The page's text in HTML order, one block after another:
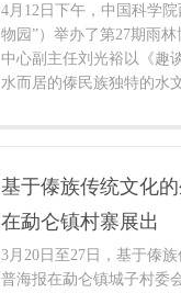
4月12日下午，中国科学
物园”）举办了第27期雨
中心副主任刘光裕以《趣
水而居的傣民族独特的水
基于傣族传统文化
在勐仑镇村寨展出
3月20日至27日，基于傣
普海报在勐仑镇城子村委